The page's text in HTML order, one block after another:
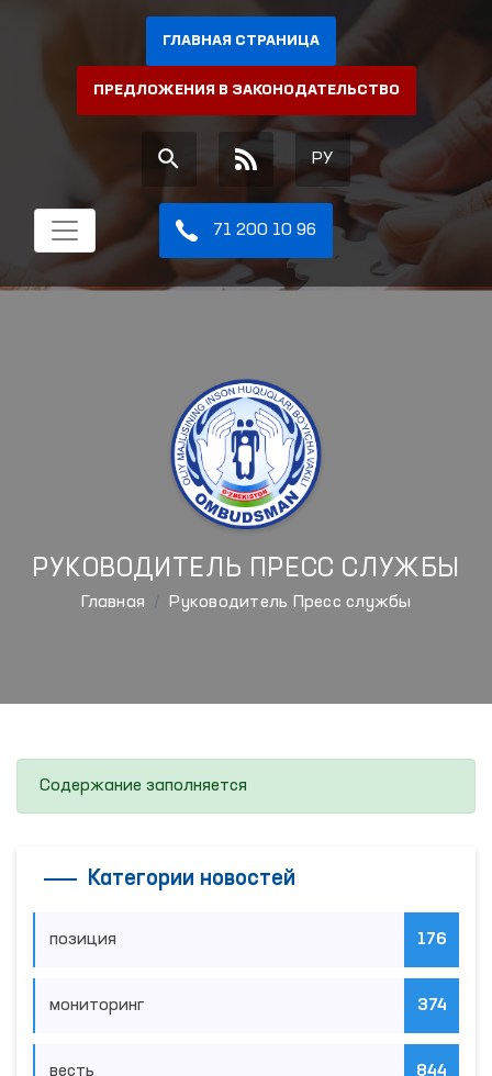
ГЛАВНАЯ СТРАНИЦА
ПРЕДЛОЖЕНИЯ В ЗАКОНОДАТЕЛЬСТВО
РУ
71 200 10 96
РУКОВОДИТЕЛЬ ПРЕСС СЛУЖБЫ
Главная Руководитель Пресс службы
Содержание заполняется
Категории новостей
позиция 176
мониторинг 374
весть 844